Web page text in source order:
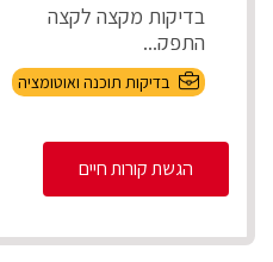
בדיקות מקצה לקצה
התפק...
בדיקות תוכנה ואוטומציה
הגשת קורות חיים